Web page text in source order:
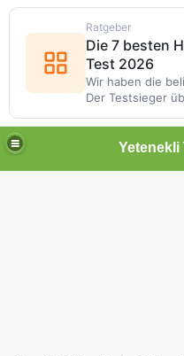
Ratgeber
Die 7 besten
Test 2026
Wir haben die
Der Testsieger